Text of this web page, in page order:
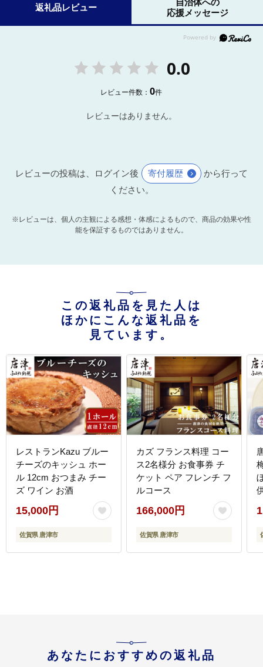
返礼品レビュー
自治体への
応援メッセージ
0.0
レビュー件数：0件
レビューはありません。
レビューの投稿は、ログイン後 寄付履歴
から行って
ください。
※レビューは、個人の主観による感想・体感によるもので、商品の効果や性
能を保証するものではありません。
この返礼品を見た人は
ほかにこんな返礼品を
見ています。
レストランKazu ブルー
チーズのキッシュ ホー
ル 12cm おつまみ チー
ズ ワイン お酒
15,000円
佐賀県 唐津市
カズ フランス料理 コー
ス2名様分 お食事券 チ
ケット ペア フレンチ フ
ルコース
166,000円
佐賀県 唐津市
あなたにおすすめの返礼品